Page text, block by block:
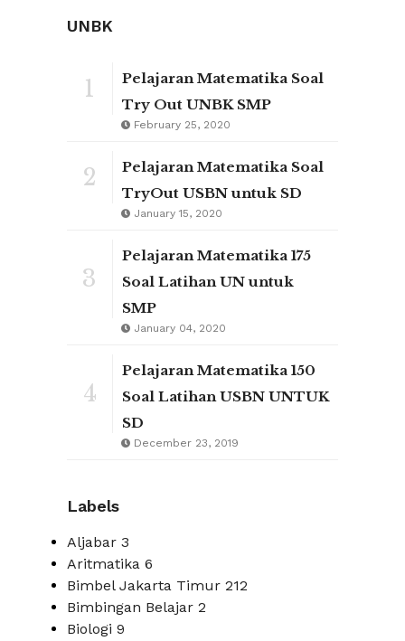
UNBK
1
Pelajaran Matematika Soal
Try Out UNBK SMP
February 25, 2020
2
Pelajaran Matematika Soal
TryOut USBN untuk SD
January 15, 2020
3
Pelajaran Matematika 175
Soal Latihan UN untuk
SMP
January 04, 2020
4
Pelajaran Matematika 150
Soal Latihan USBN UNTUK
SD
December 23, 2019
Labels
Aljabar 3
Aritmatika 6
Bimbel Jakarta Timur 212
Bimbingan Belajar 2
Biologi 9